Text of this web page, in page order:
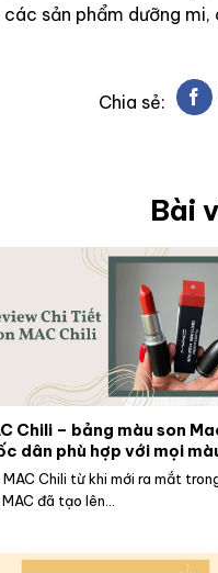
sản phẩm dưỡng
Bài
Chili – bảng màu son
dân phù hợp với mọi
MAC Chili từ khi mới ra mắt
đã tạo lên...